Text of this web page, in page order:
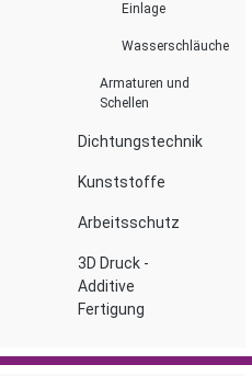
Einlage
Wasserschläuche
Armaturen und
Schellen
Dichtungstechnik
Kunststoffe
Arbeitsschutz
3D Druck -
Additive
Fertigung